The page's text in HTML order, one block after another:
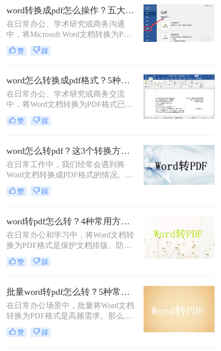
一个令人头疼的问题，因为批注往往
承载着重要的信息。那么，word转pdf
怎么保留批注呢？本文将为您提供解
决方案。
word转换成pdf怎么操作？五大方法详解！
在日常办公、学术研究或商务沟通
中，将Microsoft Word文档转换为PDF
格式已成为一项不可或缺的技能。
PDF（Portable Document Format）以
以及安全性，成为文件分发和归档的
首选格式。无论是提交简历、发布报
告还是共享论文，一个高质量的PDF
文件能确保在任何设备上呈现的效果
都与您的初衷一致。尽管Word转PDF
看似简单，但其中却隐藏着许多影响
赞 踩
word怎么转换成pdf格式？5种高效方法详解与场景应用！
在日常办公、学术研究或商务交流
中，将Word文档转换为PDF格式已成
为一项不可或缺的技能。
PDF（Portable Document Format）以
全性高的特点，成为文件归档、传阅
和打印的首选格式。然而，许多用户
仅知其一，不知其二，往往在转换过
程中遇到格式错乱、体积过大或无法
编辑等问题。
赞 踩
word怎么转pdf？这3个转换方法赶紧收藏起来
在日常工作中，我们经常会遇到将
Word文档转换成PDF格式的情况。
PDF格式不仅可以保留文档的格式和
布局，还可以保证文档在不同设备上
word怎么转PDF，以及一些常见的
Word转PDF问题。
赞 踩
word转pdf怎么转？4种常用方法详解！
在日常办公和学习中，将Word文档转
换为PDF格式是保护文档排版、防止
篡改的重要需求。那么word转pdf怎么
转呢？本文将介绍几种常用方法，帮
赞 踩
批量word转pdf怎么转？5种常用方法详解！
在日常办公场景中，批量将Word文档
转换为PDF格式是高频需求。那么批
量word转pdf怎么转呢？本文从四种主
流转换方案，适合不同场景和用户需
赞 踩